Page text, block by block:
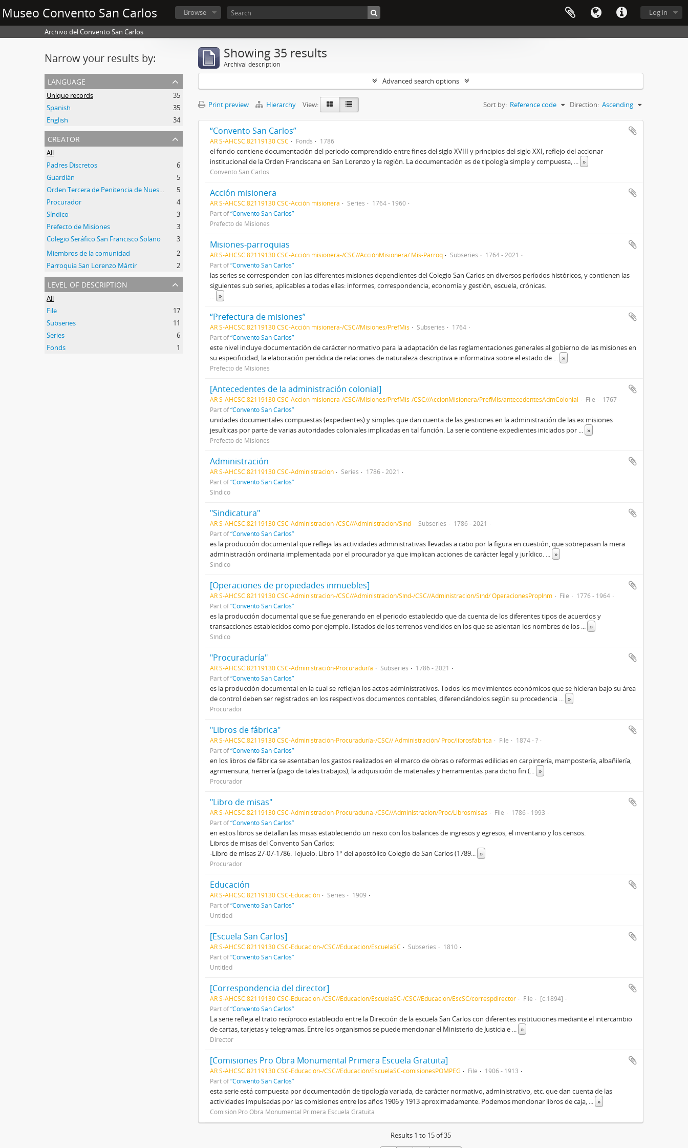
Museo Convento San Carlos Log in
Browse
Archivo del Convento San Carlos
Narrow your results by:
language
Unique records
35
Spanish
35
English
34
creator
All
Padres Discretos
6
Guardián
5
Orden Tercera de Penitencia de Nuestro Padre San Francisco
5
Procurador
4
Síndico
3
Prefecto de Misiones
3
Colegio Seráfico San Francisco Solano
3
2
Miembros de la comunidad
2
Parroquia San Lorenzo Mártir
2
level of description
All
File
17
Subseries
11
Series
6
Fonds
1
Showing 35 results
Archival description
Advanced search options
Print preview Hierarchy View: Sort by: Reference code Direction: Ascending
“Convento San Carlos”
AR S-AHCSC.82119130 CSC Fonds 1786
el fondo contiene documentación del periodo comprendido entre fines del siglo XVIII y principios del siglo XXI, reflejo del accionar
institucional de la Orden Franciscana en San Lorenzo y la región. La documentación es de tipología simple y compuesta, ... »
Convento San Carlos
Acción misionera
AR S-AHCSC.82119130 CSC-Acción misionera Series
1764 - 1960
Part of“Convento San Carlos”
Prefecto de Misiones
Misiones-parroquias
AR S-AHCSC.82119130 CSC-Acción misionera-/CSC//AcciónMisionera/ Mis-Parroq Subseries
1764 - 2021
Part of“Convento San Carlos”
las series se corresponden con las diferentes misiones dependientes del Colegio San Carlos en diversos períodos históricos, y contienen las
siguientes sub series, aplicables a todas ellas: informes, correspondencia, economía y gestión, escuela, crónicas.
... »
“Prefectura de misiones”
AR S-AHCSC.82119130 CSC-Acción misionera-/CSC//Misiones/PrefMis Subseries
1764
Part of“Convento San Carlos”
este nivel incluye documentación de carácter normativo para la adaptación de las reglamentaciones generales al gobierno de las misiones en
su especificidad, la elaboración periódica de relaciones de naturaleza descriptiva e informativa sobre el estado de ... »
Prefecto de Misiones
[Antecedentes de la administración colonial]
AR S-AHCSC.82119130 CSC-Acción misionera-/CSC//Misiones/PrefMis-/CSC//AcciónMisionera/PrefMis/antecedentesAdmColonial File
1767
Part of“Convento San Carlos”
unidades documentales compuestas (expedientes) y simples que dan cuenta de las gestiones en la administración de las ex misiones
jesuíticas por parte de varias autoridades coloniales implicadas en tal función. La serie contiene expedientes iniciados por ... »
Prefecto de Misiones
Administración
AR S-AHCSC.82119130 CSC-Administración Series
1786 - 2021
Part of“Convento San Carlos”
Síndico
"Sindicatura"
AR S-AHCSC.82119130 CSC-Administración-/CSC//Administración/Sínd Subseries
1786 - 2021
Part of“Convento San Carlos”
es la producción documental que refleja las actividades administrativas llevadas a cabo por la figura en cuestión, que sobrepasan la mera
administración ordinaria implementada por el procurador ya que implican acciones de carácter legal y jurídico. ... »
Síndico
[Operaciones de propiedades inmuebles]
AR S-AHCSC.82119130 CSC-Administración-/CSC//Administración/Sínd-/CSC//Administración/Sínd/ OperacionesPropInm File
1776 - 1964
Part of“Convento San Carlos”
es la producción documental que se fue generando en el periodo establecido que da cuenta de los diferentes tipos de acuerdos y
transacciones establecidos como por ejemplo: listados de los terrenos vendidos en los que se asientan los nombres de los ... »
Síndico
"Procuraduría"
AR S-AHCSC.82119130 CSC-Administración-Procuraduría Subseries
1786 - 2021
Part of“Convento San Carlos”
es la producción documental en la cual se reflejan los actos administrativos. Todos los movimientos económicos que se hicieran bajo su área
de control deben ser registrados en los respectivos documentos contables, diferenciándolos según su procedencia ... »
Procurador
"Libros de fábrica"
AR S-AHCSC.82119130 CSC-Administración-Procuraduría-/CSC// Administración/ Proc/librosfábrica File
1874 - ?
Part of“Convento San Carlos”
en los libros de fábrica se asentaban los gastos realizados en el marco de obras o reformas edilicias en carpintería, mampostería, albañilería,
agrimensura, herrería (pago de tales trabajos), la adquisición de materiales y herramientas para dicho fin (... »
Procurador
"Libro de misas"
AR S-AHCSC.82119130 CSC-Administración-Procuraduría-/CSC//Administración/Proc/Librosmisas File
1786 - 1993
Part of“Convento San Carlos”
en estos libros se detallan las misas estableciendo un nexo con los balances de ingresos y egresos, el inventario y los censos.
Libros de misas del Convento San Carlos:
-Libro de misas 27-07-1786. Tejuelo: Libro 1° del apostólico Colegio de San Carlos (1789... »
Procurador
Educación
AR S-AHCSC.82119130 CSC-Educación Series
1909
Part of“Convento San Carlos”
Untitled
[Escuela San Carlos]
AR S-AHCSC.82119130 CSC-Educación-/CSC//Educación/EscuelaSC Subseries
1810
Part of“Convento San Carlos”
Untitled
[Correspondencia del director]
AR S-AHCSC.82119130 CSC-Educación-/CSC//Educación/EscuelaSC-/CSC//Educación/EscSC/correspdirector File
[c.1894]
Part of“Convento San Carlos”
La serie refleja el trato recíproco establecido entre la Dirección de la escuela San Carlos con diferentes instituciones mediante el intercambio
de cartas, tarjetas y telegramas. Entre los organismos se puede mencionar el Ministerio de Justicia e ... »
Director
[Comisiones Pro Obra Monumental Primera Escuela Gratuita]
AR S-AHCSC.82119130 CSC-Educación-/CSC//Educación/EscuelaSC-comisionesPOMPEG File
1906 - 1913
Part of“Convento San Carlos”
esta serie está compuesta por documentación de tipología variada, de carácter normativo, administrativo, etc. que dan cuenta de las
actividades impulsadas por las comisiones entre los años 1906 y 1913 aproximadamente. Podemos mencionar libros de caja, ... »
Comisión Pro Obra Monumental Primera Escuela Gratuita
Results 1 to 15 of 35